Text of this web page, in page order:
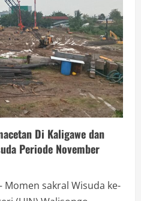
Di Kaligawe dan
Periode November
Momen sakral Wisuda ke-